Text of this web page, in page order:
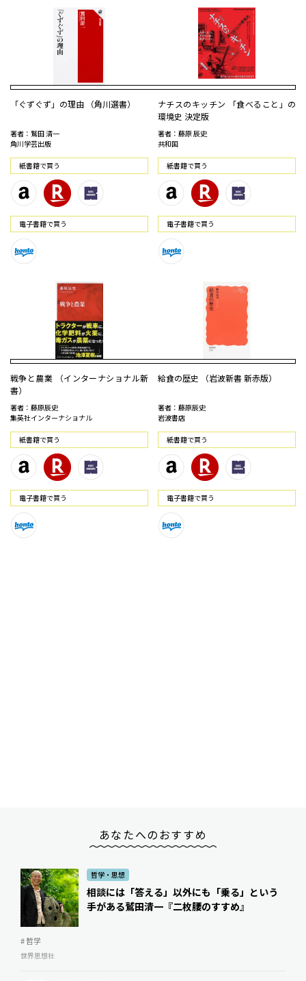
「ぐずぐず」の理由 （角川選書）
著者：鷲田 清一
角川学芸出版
紙書籍で買う
電⼦書籍で買う
ナチスのキッチン 「食べること」の
環境史 決定版
著者：藤原 辰史
共和国
紙書籍で買う
電⼦書籍で買う
戦争と農業 （インターナショナル新
書）
著者：藤原辰史
集英社インターナショナル
紙書籍で買う
電⼦書籍で買う
給食の歴史 （岩波新書 新赤版）
著者：藤原辰史
岩波書店
紙書籍で買う
電⼦書籍で買う
あなたへのおすすめ
哲学・思想
相談には「答える」以外にも「乗る」という
手がある――鷲田清一『二枚腰のすすめ』
# 哲学
世界思想社